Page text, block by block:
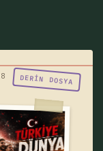
DERIN DOSYA
çekmecede
anı gelince
açılır."
A Milli
2002'deki o